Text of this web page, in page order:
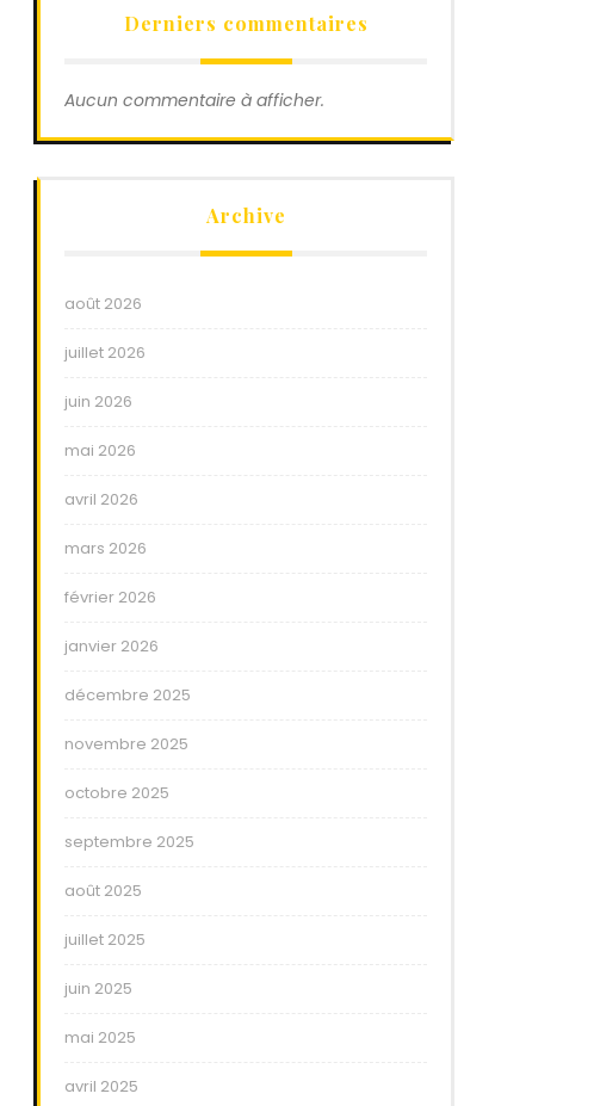
Derniers commentaires
Aucun commentaire à afficher.
Archive
août 2026
juillet 2026
juin 2026
mai 2026
avril 2026
mars 2026
février 2026
janvier 2026
décembre 2025
novembre 2025
octobre 2025
septembre 2025
août 2025
juillet 2025
juin 2025
mai 2025
avril 2025